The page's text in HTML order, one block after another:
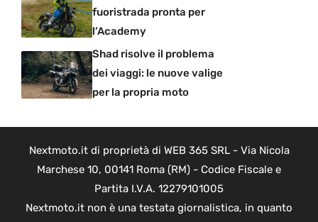
fuoristrada pronta per
l’Academy
Shad risolve il problema
dei viaggi: le nuove valige
per la propria moto
Nextmoto.it di proprietà di WEB 365 SRL - Via Nicola
Marchese 10, 00141 Roma (RM) - Codice Fiscale e
Partita I.V.A. 12279101005
Nextmoto.it non è una testata giornalistica, in quanto